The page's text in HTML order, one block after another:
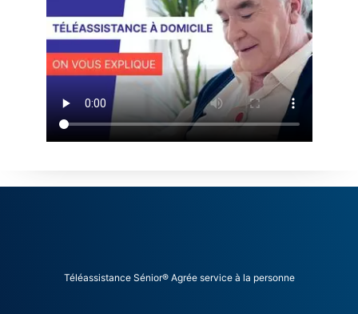
Téléassistance Sénior® Agrée service à la personne